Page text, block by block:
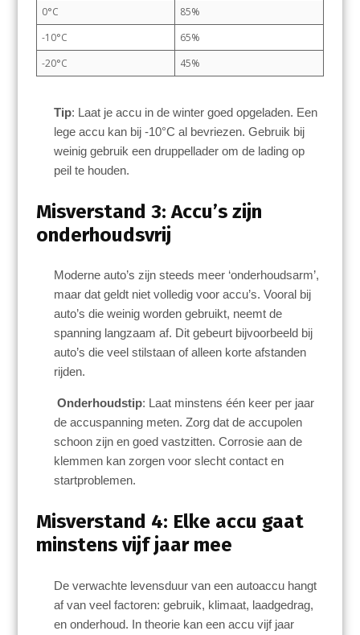
0°C
85%
-10°C
65%
-20°C
45%
Tip: Laat je accu in de winter goed opgeladen. Een
lege accu kan bij -10°C al bevriezen. Gebruik bij
weinig gebruik een druppellader om de lading op
peil te houden.
Misverstand 3: Accu’s zijn
onderhoudsvrij
Moderne auto’s zijn steeds meer ‘onderhoudsarm’,
maar dat geldt niet volledig voor accu’s. Vooral bij
auto’s die weinig worden gebruikt, neemt de
spanning langzaam af. Dit gebeurt bijvoorbeeld bij
auto’s die veel stilstaan of alleen korte afstanden
rijden.
Onderhoudstip: Laat minstens één keer per jaar
de accuspanning meten. Zorg dat de accupolen
schoon zijn en goed vastzitten. Corrosie aan de
klemmen kan zorgen voor slecht contact en
startproblemen.
Misverstand 4: Elke accu gaat
minstens vijf jaar mee
De verwachte levensduur van een autoaccu hangt
af van veel factoren: gebruik, klimaat, laadgedrag,
en onderhoud. In theorie kan een accu vijf jaar